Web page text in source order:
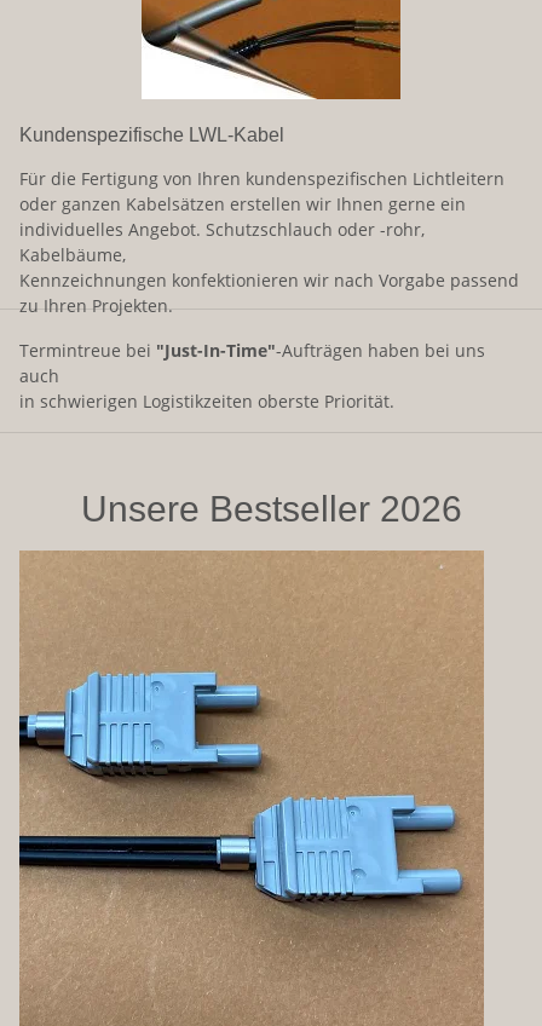
Kundenspezifische LWL-Kabel
Für die Fertigung von Ihren kundenspezifischen Lichtleitern
oder ganzen Kabelsätzen erstellen wir Ihnen gerne ein
individuelles Angebot. Schutzschlauch oder -rohr,
Kabelbäume,
Kennzeichnungen konfektionieren wir nach Vorgabe passend
zu Ihren Projekten.
Termintreue bei "Just-In-Time"-Aufträgen haben bei uns
auch
in schwierigen Logistikzeiten oberste Priorität.
Unsere Bestseller 2026